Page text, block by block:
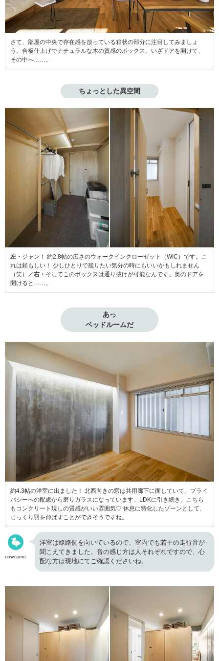
さて、部屋の中央で存在感を放っている箱状の部分に注目してみましょ
う。合板仕上げでナチュラルな木の質感のボックス。いざドアを開けて、
その中へ……。
ちょっとした異空間
左・ ジャン！ 約2.8帖の広さのウォークインクローゼット（WIC）です。こ
れは頼もしい！ 少しひとりで籠りたい気分の時にもいいかもしれません
（笑）／右・ そしてこのボックスは通り抜けが可能なんです。奥のドアを
開けると……。
あっ
ベッドルームだ
約4.3帖の洋室に出ました！ 北西向きの窓は共用廊下に面していて、プライ
バシーへの配慮から磨りガラスになっています。LDKに引き続き、こちら
もコンクリート現しの質感がいい雰囲気♡ 休息に特化したゾーンとして、
じっくり羽を伸ばすことができそうですね。
cowcamo
洋室は線路側を向いているので、室内でも若干の走行音が
聞こえてきました。音の感じ方は人それぞれですので、心
配な方は現地にてご確認くださいね。